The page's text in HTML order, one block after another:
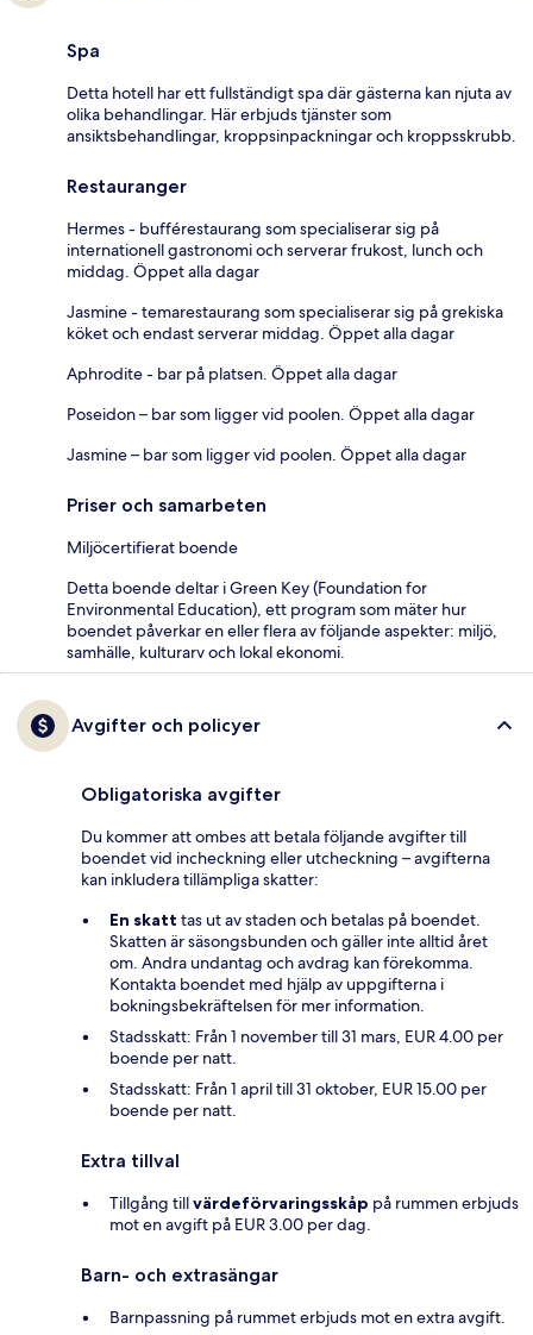
Spa
Detta hotell har ett fullständigt spa där gästerna kan njuta av
olika behandlingar. Här erbjuds tjänster som
ansiktsbehandlingar, kroppsinpackningar och kroppsskrubb.
Restauranger
Hermes - bufférestaurang som specialiserar sig på
internationell gastronomi och serverar frukost, lunch och
middag. Öppet alla dagar
Jasmine - temarestaurang som specialiserar sig på grekiska
köket och endast serverar middag. Öppet alla dagar
Aphrodite - bar på platsen. Öppet alla dagar
Poseidon – bar som ligger vid poolen. Öppet alla dagar
Jasmine – bar som ligger vid poolen. Öppet alla dagar
Priser och samarbeten
Miljöcertifierat boende
Detta boende deltar i Green Key (Foundation for
Environmental Education), ett program som mäter hur
boendet påverkar en eller flera av följande aspekter: miljö,
samhälle, kulturarv och lokal ekonomi.
Avgifter och policyer
Obligatoriska avgifter
Du kommer att ombes att betala följande avgifter till
boendet vid incheckning eller utcheckning – avgifterna
kan inkludera tillämpliga skatter:
En skatt tas ut av staden och betalas på boendet.
Skatten är säsongsbunden och gäller inte alltid året
om. Andra undantag och avdrag kan förekomma.
Kontakta boendet med hjälp av uppgifterna i
bokningsbekräftelsen för mer information.
Stadsskatt: Från 1 november till 31 mars, EUR 4.00 per
boende per natt.
Stadsskatt: Från 1 april till 31 oktober, EUR 15.00 per
boende per natt.
Extra tillval
Tillgång tillvärdeförvaringsskåp på rummen erbjuds
mot en avgift på EUR 3.00 per dag.
Barn- och extrasängar
Barnpassning på rummet erbjuds mot en extra avgift.